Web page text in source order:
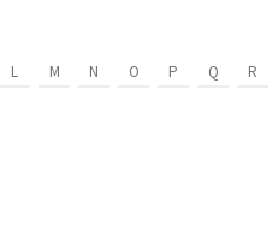
L M N O P Q R